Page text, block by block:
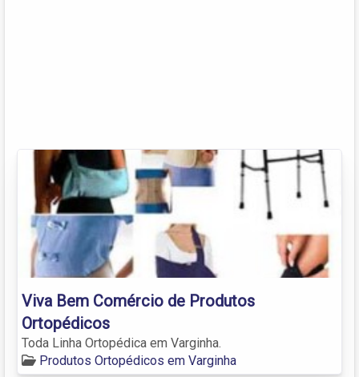
Viva Bem Comércio de Produtos
Ortopédicos
Toda Linha Ortopédica em Varginha.
Produtos Ortopédicos em Varginha